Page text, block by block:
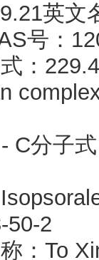
英文
号：
：
C分子
50-2
： To